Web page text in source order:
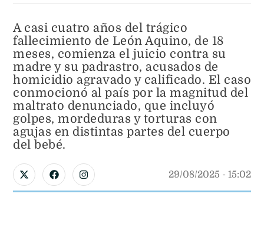
A casi cuatro años del trágico
fallecimiento de León Aquino, de 18
meses, comienza el juicio contra su
madre y su padrastro, acusados de
homicidio agravado y calificado. El caso
conmocionó al país por la magnitud del
maltrato denunciado, que incluyó
golpes, mordeduras y torturas con
agujas en distintas partes del cuerpo
del bebé.
29/08/2025 - 15:02